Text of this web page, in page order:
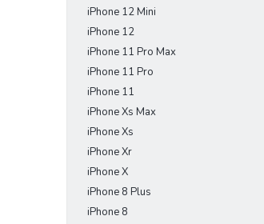
iPhone 12 Mini
iPhone 12
iPhone 11 Pro Max
iPhone 11 Pro
iPhone 11
iPhone Xs Max
iPhone Xs
iPhone Xr
iPhone X
iPhone 8 Plus
iPhone 8